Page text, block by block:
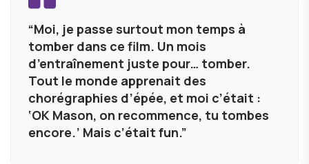
“Moi, je passe surtout mon temps à
tomber dans ce film. Un mois
d’entraînement juste pour… tomber.
Tout le monde apprenait des
chorégraphies d’épée, et moi c’était :
‘OK Mason, on recommence, tu tombes
encore.’ Mais c’était fun.”